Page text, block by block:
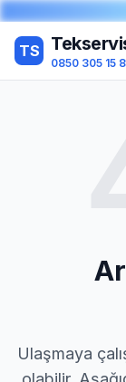
TS
0850 305 15
Ulaşmaya